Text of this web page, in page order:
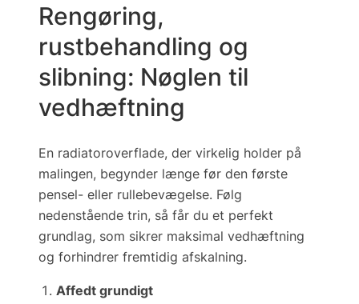
Rengøring,
rustbehandling og
slibning: Nøglen til
vedhæftning
En radiatoroverflade, der virkelig holder på
malingen, begynder længe før den første
pensel- eller rulle­bevægelse. Følg
nedenstående trin, så får du et perfekt
grundlag, som sikrer maksimal vedhæftning
og forhindrer fremtidig afskalning.
Affedt grundigt